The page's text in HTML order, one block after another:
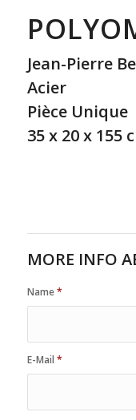
Jean-Pierre
Acier
Pièce Unique
35 x 20 x 155
MORE INFO
Name*
E-Mail *